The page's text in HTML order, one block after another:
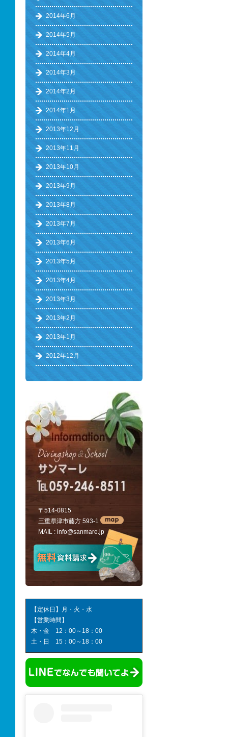
2014年6月
2014年5月
2014年4月
2014年3月
2014年2月
2014年1月
2013年12月
2013年11月
2013年10月
2013年9月
2013年8月
2013年7月
2013年6月
2013年5月
2013年4月
2013年3月
2013年2月
2013年1月
2012年12月
〒514-0815
三重県津市藤方 593-1
MAIL : info@sanmare.jp
【定休日】月・火・水
【営業時間】
木・金 12：00～18：00
土・日 15：00～18：00